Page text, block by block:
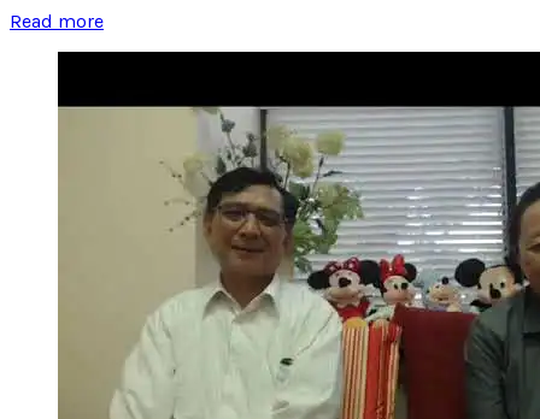
Read more